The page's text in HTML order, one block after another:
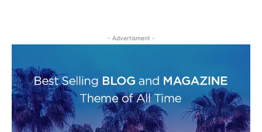
- Advertisment -